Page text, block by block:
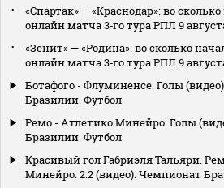
«Спартак» — «Краснодар»: во
онлайн матча 3‑го тура РПЛ 9
«Зенит» — «Родина»: во сколько
онлайн матча 3‑го тура РПЛ 9
Ботафого - Флуминенсе. Голы
Бразилии. Футбол
Ремо - Атлетико Минейро. Голы
Бразилии. Футбол
Красивый гол Габриэля Тальяри.
Минейро. 2:2 (видео). Чемпионат